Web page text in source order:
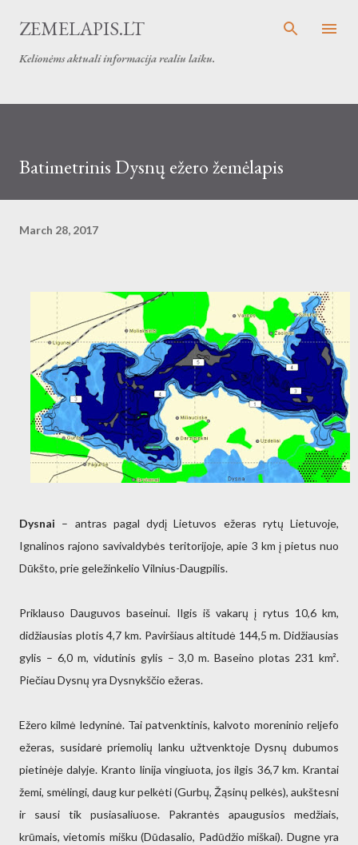
Skip to main content
ZEMELAPIS.LT
Kelionėms aktuali informacija realiu laiku.
Batimetrinis Dysnų ežero žemėlapis
March 28, 2017
Dysnai – antras pagal dydį Lietuvos ežeras rytų Lietuvoje,
Ignalinos rajono savivaldybės teritorijoje, apie 3 km į pietus nuo
Dūkšto, prie geležinkelio Vilnius-Daugpilis.
Priklauso Dauguvos baseinui. Ilgis iš vakarų į rytus 10,6 km,
didžiausias plotis 4,7 km. Paviršiaus altitudė 144,5 m. Didžiausias
gylis – 6,0 m, vidutinis gylis – 3,0 m. Baseino plotas 231 km².
Piečiau Dysnų yra Dysnykščio ežeras.
Ežero kilmė ledyninė. Tai patvenktinis, kalvoto moreninio reljefo
ežeras, susidarė priemolių lanku užtvenktoje Dysnų dubumos
pietinėje dalyje. Kranto linija vingiuota, jos ilgis 36,7 km. Krantai
žemi, smėlingi, daug kur pelkėti (Gurbų, Žąsinų pelkės), aukštesni
ir sausi tik pusiasaliuose. Pakrantės apaugusios medžiais,
krūmais, vietomis mišku (Dūdasalio, Padūdžio miškai). Dugne yra